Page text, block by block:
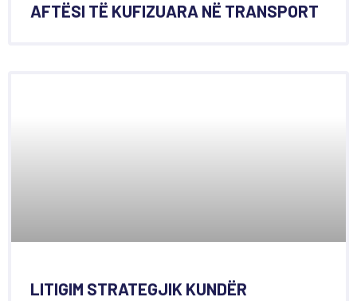
AFTËSI TË KUFIZUARA NË TRANSPORT
LITIGIM STRATEGJIK KUNDËR